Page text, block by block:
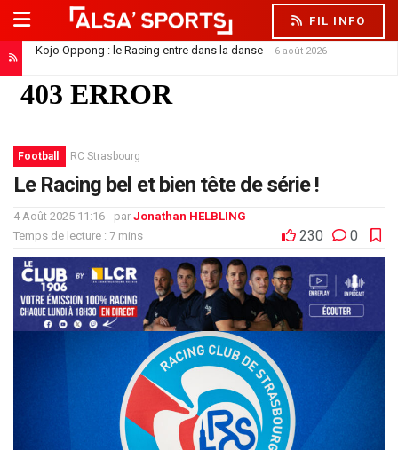
FIL INFO
Kojo Oppong : le Racing entre dans la danse 6 août 2026
Football RC Strasbourg
Le Racing bel et bien tête de série !
4 Août 2025 11:16 par Jonathan HELBLING
Temps de lecture : 7 mins
230 0